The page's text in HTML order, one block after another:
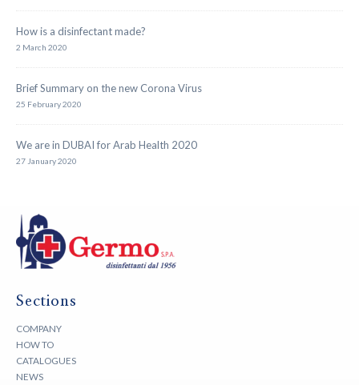
How is a disinfectant made?
2 March 2020
Brief Summary on the new Corona Virus
25 February 2020
We are in DUBAI for Arab Health 2020
27 January 2020
Sections
COMPANY
HOW TO
CATALOGUES
NEWS